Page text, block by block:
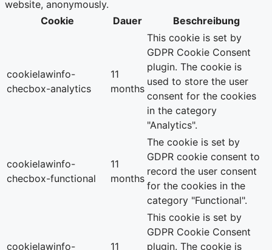
website, anonymously.
Cookie
Dauer Beschreibung
cookielawinfo-
checbox-analytics
11
months
This cookie is set by
GDPR Cookie Consent
plugin. The cookie is
used to store the user
consent for the cookies
in the category
"Analytics".
cookielawinfo-
checbox-functional
11
months
The cookie is set by
GDPR cookie consent to
record the user consent
for the cookies in the
category "Functional".
cookielawinfo-
11
This cookie is set by
GDPR Cookie Consent
plugin. The cookie is